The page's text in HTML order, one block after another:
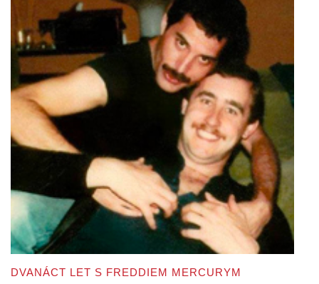
DVANÁCT LET S FREDDIEM MERCURYM